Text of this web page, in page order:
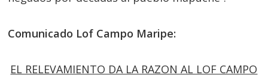
Comunicado Lof Campo Maripe:
EL RELEVAMIENTO DA LA RAZON AL LOF CAMPO